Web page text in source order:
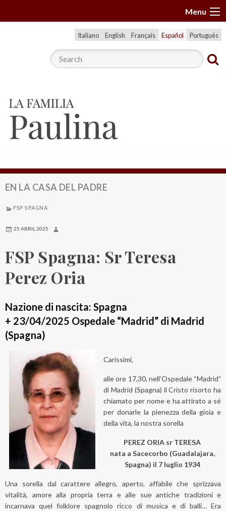
k
t
Menu
Italiano English Français Español Português
EN LA CASA DEL PADRE
FSP SPAGNA
25 ABRIL 2025
FSP Spagna: Sr Teresa
Perez Oria
Nazione di nascita: Spagna
+ 23/04/2025 Ospedale “Madrid” di Madrid
(Spagna)
Carissimi,
alle ore 17,30, nell’Ospedale “Madrid”
di Madrid (Spagna) il Cristo risorto ha
chiamato per nome e ha attirato a sé
per donarle la pienezza della gioia e
della vita, la nostra sorella
PEREZ ORIA sr TERESA
nata a Sacecorbo (Guadalajara,
Spagna) il 7 luglio 1934
Una sorella dal carattere allegro, aperto, affabile che sprizzava
vitalità, amore alla propria terra e alle sue antiche tradizioni e
incarnava quel folklore spagnolo ricco di musica e di balli… Era